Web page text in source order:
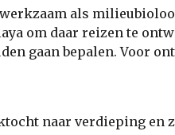
als
om daar reizen te
gaan bepalen. Voor
naar verdieping en